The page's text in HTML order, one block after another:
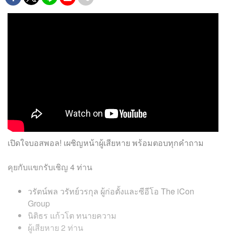
เปิดใจบอสพอล! เผชิญหน้าผู้เสียหาย พร้อมตอบทุกคำถาม
คุยกับแขกรับเชิญ 4 ท่าน
วรัตน์พล วรัทย์วรกุล ผู้ก่อตั้งและซีอีโอ The iCon
Group
นิติธร แก้วโต ทนายความ
ผู้เสียหาย 2 ท่าน